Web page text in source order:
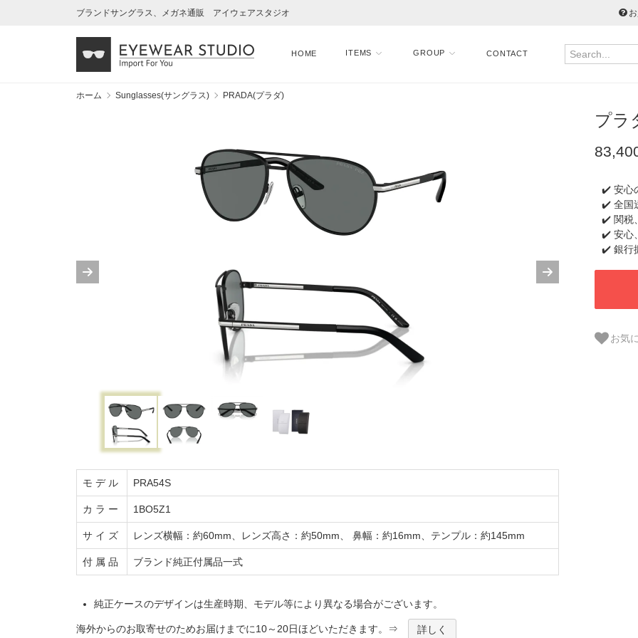
ブランドサングラス、メガネ通販 アイウェアスタジオ
HOME ITEMS GROUP CONTACT
ホーム Sunglasses(サングラス) PRADA(プラダ)
プラ
✔️ 安心
✔️ 全国
✔️ 関税
✔️ 安心
✔️ 銀行
お気
モ デ ル PRA54S
カ ラ ー 1BO5Z1
サ イ ズ レンズ横幅：約60mm、レンズ高さ：約50mm、 鼻幅：約16mm、テンプル：約145mm
付 属 品 ブランド純正付属品一式
純正ケースのデザインは生産時期、モデル等により異なる場合がございます。
海外からのお取寄せのためお届けまでに10～20日ほどいただきます。⇒ 詳しく